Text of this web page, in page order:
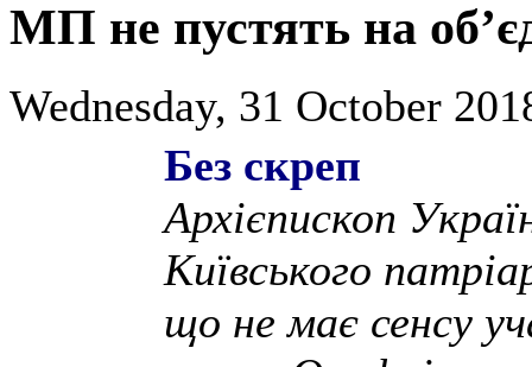
МП не пустять на
Wednesday, 31 October
Без скреп
Архієпископ
Київського
що не має сенсу